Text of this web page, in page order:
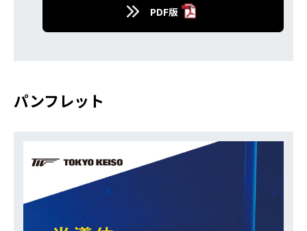
PDF版
パンフレット